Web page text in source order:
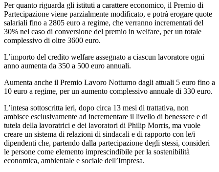
Per quanto riguarda gli istituti a carattere economico, il Premio di
Partecipazione viene parzialmente modificato, e potrà erogare quote
salariali fino a 2805 euro a regime, che verranno incrementati del
30% nel caso di conversione del premio in welfare, per un totale
complessivo di oltre 3600 euro.
L’importo del credito welfare assegnato a ciascun lavoratore ogni
anno aumenta da 350 a 500 euro annuali.
Aumenta anche il Premio Lavoro Notturno dagli attuali 5 euro fino a
10 euro a regime, per un aumento complessivo annuale di 330 euro.
L’intesa sottoscritta ieri, dopo circa 13 mesi di trattativa, non
ambisce esclusivamente ad incrementare il livello di benessere e di
tutela della lavoratrici e dei lavoratori di Philip Morris, ma vuole
creare un sistema di relazioni di sindacali e di rapporto con le/i
dipendenti che, partendo dalla partecipazione degli stessi, consideri
le persone come elemento imprescindibile per la sostenibilità
economica, ambientale e sociale dell’Impresa.